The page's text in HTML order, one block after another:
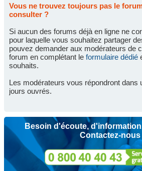
Vous ne trouvez toujours pas le
consulter ?
Si aucun des forums déjà en ligne ne
pour laquelle vous souhaitez partager
pouvez demander aux modérateurs de
forum en complétant le formulaire dédié
souhaits.
Les modérateurs vous répondront dans
jours ouvrés.
Besoin d'écoute,
Contactez-nous